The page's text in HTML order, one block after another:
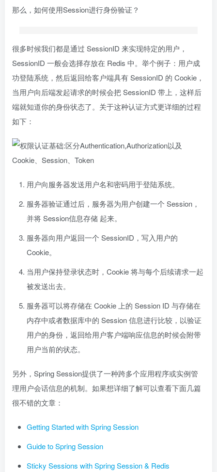
那么，如何使用Session进行身份验证？
很多时候我们都是通过 SessionID 来实现特定的用户，
SessionID 一般会选择存放在 Redis 中。举个例子：用户成
功登陆系统，然后返回给客户端具有 SessionID 的 Cookie，
当用户向后端发起请求的时候会把 SessionID 带上，这样后
端就知道你的身份状态了。关于这种认证方式更详细的过程
如下：
用户向服务器发送用户名和密码用于登陆系统。
服务器验证通过后，服务器为用户创建一个 Session，
并将 Session信息存储 起来。
服务器向用户返回一个 SessionID，写入用户的
Cookie。
当用户保持登录状态时，Cookie 将与每个后续请求一起
被发送出去。
服务器可以将存储在 Cookie 上的 Session ID 与存储在
内存中或者数据库中的 Session 信息进行比较，以验证
用户的身份，返回给用户客户端响应信息的时候会附带
用户当前的状态。
另外，Spring Session提供了一种跨多个应用程序或实例管
理用户会话信息的机制。如果想详细了解可以查看下面几篇
很不错的文章：
Getting Started with Spring Session
Guide to Spring Session
Sticky Sessions with Spring Session & Redis